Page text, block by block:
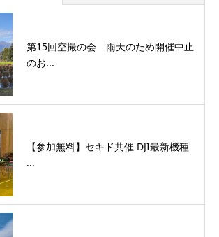
第15回空撮の会 雨天のため開催中止
のお...
【参加無料】セキド共催 DJI最新機種
...